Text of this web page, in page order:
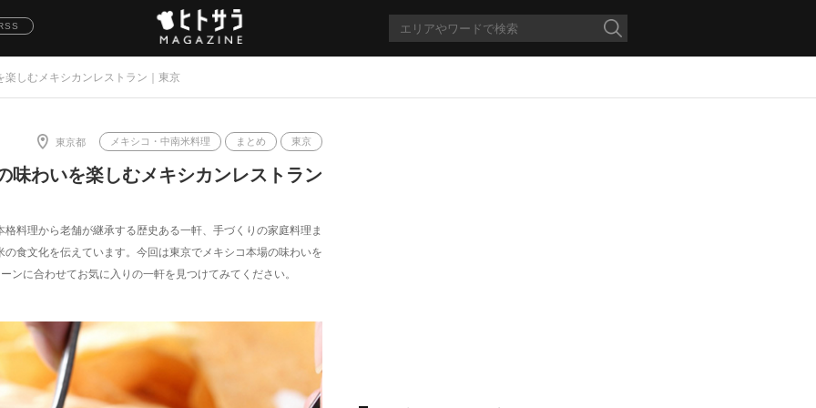
しむメキシカンレストラン｜東京
東京都 メキシコ・中南米料理 まとめ 東京
味わいを楽しむメキシカンレストラン
料理から老舗が継承する歴史ある一軒、手づくりの家庭料理ま
食文化を伝えています。今回は東京でメキシコ本場の味わいを
ンに合わせてお気に入りの一軒を見つけてみてください。